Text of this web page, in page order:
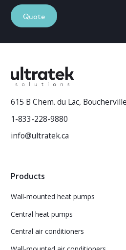
Quote
615 B Chem. du Lac,
1-833-228-9880
info@ultratek.ca
Products
Wall-mounted heat pumps
Central heat pumps
Central air conditioners